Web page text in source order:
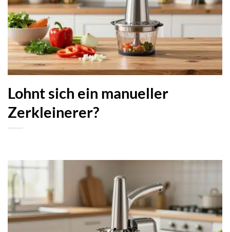
Lohnt sich ein manueller
Zerkleinerer?